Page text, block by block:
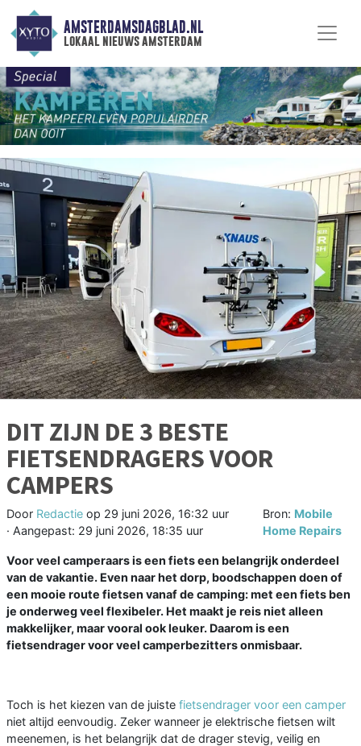
AMSTERDAMSDAGBLAD.NL
lokaal nieuws amsterdam
DIT ZIJN DE 3 BESTE
FIETSENDRAGERS VOOR
CAMPERS
Door Redactie op 29 juni 2026, 16:32 uur
· Aangepast: 29 juni 2026, 18:35 uur
Bron: Mobile
Home Repairs
Voor veel camperaars is een fiets een belangrijk onderdeel
van de vakantie. Even naar het dorp, boodschappen doen of
een mooie route fietsen vanaf de camping: met een fiets ben
je onderweg veel flexibeler. Het maakt je reis niet alleen
makkelijker, maar vooral ook leuker. Daarom is een
fietsendrager voor veel camperbezitters onmisbaar.
Toch is het kiezen van de juiste fietsendrager voor een camper
niet altijd eenvoudig. Zeker wanneer je elektrische fietsen wilt
meenemen, is het belangrijk dat de drager stevig, veilig en